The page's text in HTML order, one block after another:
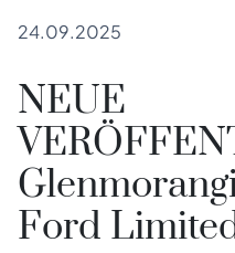
24.09.2025
NEUE
Ford